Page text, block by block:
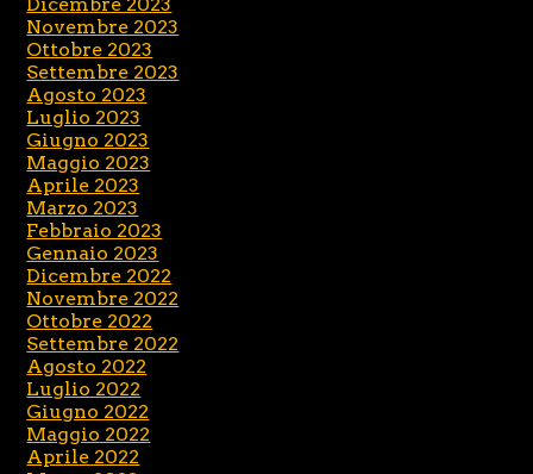
Novembre 2023
Ottobre 2023
Settembre 2023
Agosto 2023
Luglio 2023
Giugno 2023
Maggio 2023
Aprile 2023
Marzo 2023
Febbraio 2023
Gennaio 2023
Dicembre 2022
Novembre 2022
Ottobre 2022
Settembre 2022
Agosto 2022
Luglio 2022
Giugno 2022
Maggio 2022
Aprile 2022